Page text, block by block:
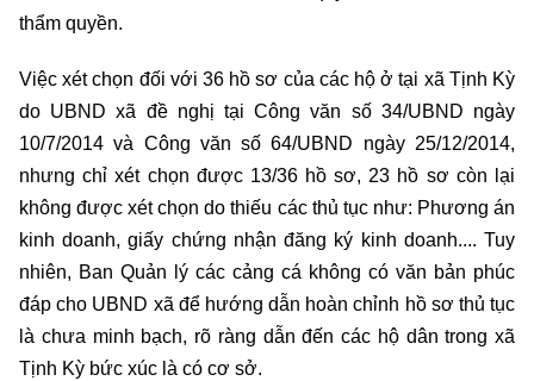
thẩm quyền.
Việc xét chọn đối với 36 hồ sơ của các hộ ở tại xã Tịnh Kỳ
do UBND xã đề nghị tại Công văn số 34/UBND ngày
10/7/2014 và Công văn số 64/UBND ngày 25/12/2014,
nhưng chỉ xét chọn được 13/36 hồ sơ, 23 hồ sơ còn lại
không được xét chọn do thiếu các thủ tục như: Phương án
kinh doanh, giấy chứng nhận đăng ký kinh doanh.... Tuy
nhiên, Ban Quản lý các cảng cá không có văn bản phúc
đáp cho UBND xã để hướng dẫn hoàn chỉnh hồ sơ thủ tục
là chưa minh bạch, rõ ràng dẫn đến các hộ dân trong xã
Tịnh Kỳ bức xúc là có cơ sở.